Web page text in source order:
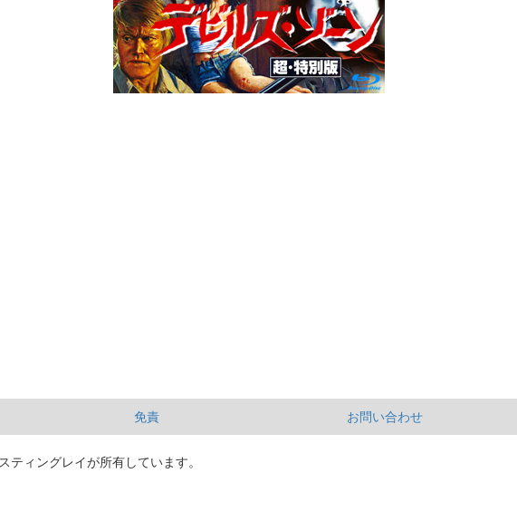
免責 お問い合わせ
ィングレイが所有しています。